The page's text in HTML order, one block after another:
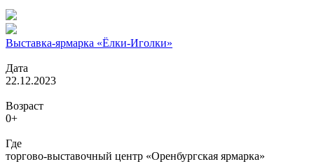
Выставка-ярмарка «Ёлки-Иголки»
Дата
22.12.2023
Возраст
0+
Где
торгово-выставочный центр «Оренбургская ярмарка»